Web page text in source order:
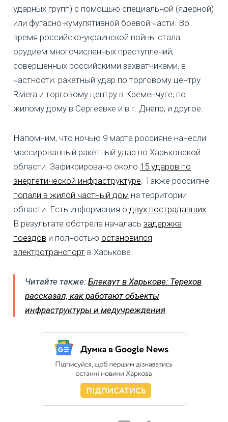
ударных групп) с помощью специальной (ядерной)
или фугасно-кумулятивной боевой части. Во
время российско-украинской войны стала
орудием многочисленных преступлений,
совершенных российскими захватчиками, в
частности: ракетный удар по торговому центру
Riviera и торговому центру в Кременчуге, по
жилому дому в Сергеевке и в г. Днепр, и другое.
Напомним, что ночью 9 марта россияне нанесли
массированный ракетный удар по Харьковской
области. Зафиксировано около 15 ударов по
энергетической инфраструктуре . Также россияне
попали в жилой частный дом на территории
области. Есть информация о двух пострадавших
В результате обстрела началась задержка
поездов и полностью остановился
электротранспорт в Харькове.
Читайте также: Блекаут в Харькове: Терехов
рассказал, как работают объекты
инфраструктуры и медучреждения